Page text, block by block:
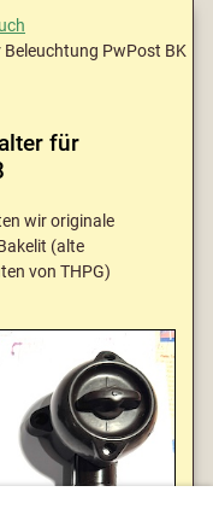
PwPost BK
für
wir originale
(alte
von THPG)